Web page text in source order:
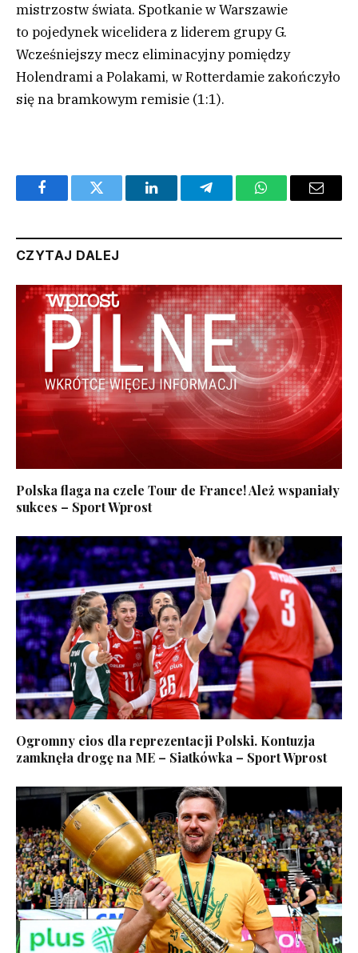
mistrzostw świata. Spotkanie w Warszawie
to pojedynek wicelidera z liderem grupy G.
Wcześniejszy mecz eliminacyjny pomiędzy
Holendrami a Polakami, w Rotterdamie zakończyło
się na bramkowym remisie (1:1).
FacebookTwitter LinkedInTelegramWhatsAppEmail
CZYTAJ DALEJ
Polska flaga na czele Tour de France! Ależ wspaniały
sukces – Sport Wprost
Ogromny cios dla reprezentacji Polski. Kontuzja
zamknęła drogę na ME – Siatkówka – Sport Wprost